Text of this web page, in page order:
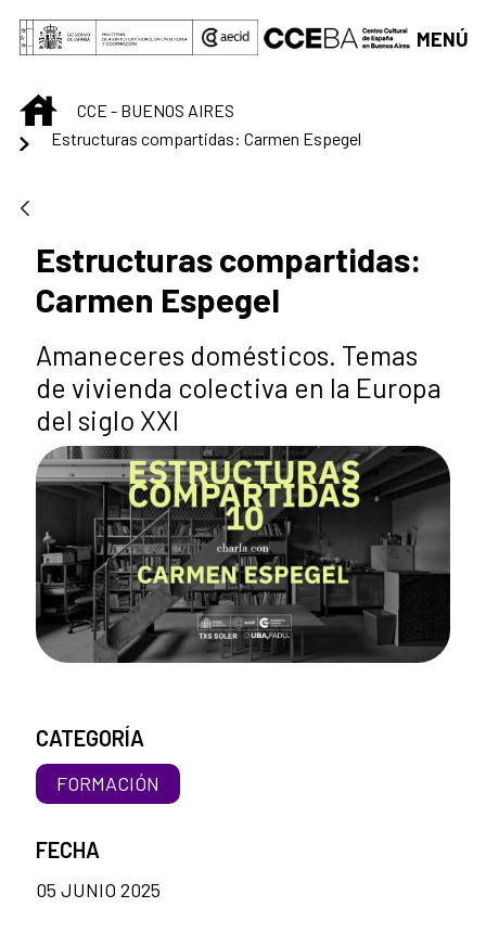
Saltar al contenido principal
MENÚ
INICIOCCE - BUENOS AIRES
Estructuras compartidas: Carmen Espegel
Estructuras compartidas:
Carmen Espegel
Amaneceres domésticos. Temas
de vivienda colectiva en la Europa
del siglo XXI
CATEGORÍA
FORMACIÓN
FECHA
05 JUNIO 2025